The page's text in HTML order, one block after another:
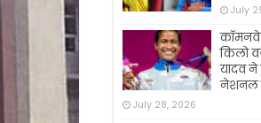
July
किलो
यादव ने
नेशनल
July 28, 2026